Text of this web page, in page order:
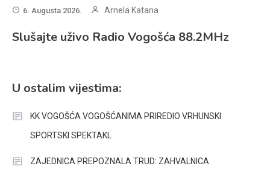
6. Augusta 2026. Arnela Katana
Slušajte uživo Radio Vogošća 88.2MHz
U ostalim vijestima:
KK VOGOŠĆA VOGOŠĆANIMA PRIREDIO VRHUNSKI
SPORTSKI SPEKTAKL
ZAJEDNICA PREPOZNALA TRUD: ZAHVALNICA